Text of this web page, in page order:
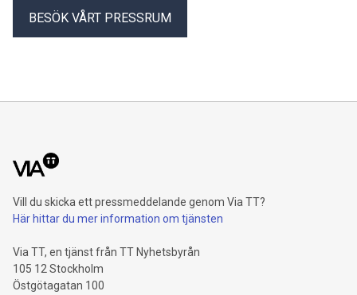
BESÖK VÅRT PRESSRUM
Vill du skicka ett pressmeddelande genom Via TT?
Här hittar du mer information om tjänsten
Via TT, en tjänst från TT Nyhetsbyrån
105 12 Stockholm
Östgötagatan 100